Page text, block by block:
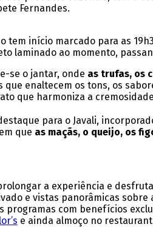
Fernandes.
tem início marcado para as
laminado ao momento,
se o jantar, onde as trufas, os
que enaltecem os tons, os
que harmoniza a
para o Javali,
que as maçãs, o queijo, os
a experiência e
e vistas panorâmicas
programas com benefícios
e ainda almoço no